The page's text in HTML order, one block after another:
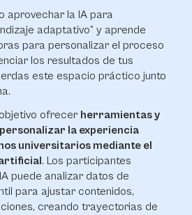
aprovechar la IA para
adaptativo” y aprende
para personalizar el proceso
los resultados de tus
este espacio práctico junto
ofrecer herramientas y
la experiencia
universitarios mediante el
. Los participantes
puede analizar datos de
para ajustar contenidos,
creando trayectorias de